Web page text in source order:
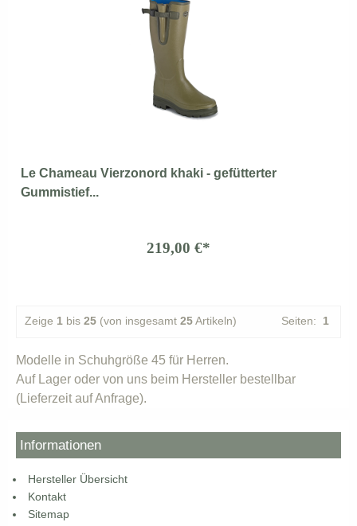
Le Chameau Vierzonord khaki - gefütterter
Gummistief...
219,00 €*
Zeige 1 bis 25 (von insgesamt 25Artikeln) Seiten: 1
Modelle in Schuhgröße 45 für Herren.
Auf Lager oder von uns beim Hersteller bestellbar
(Lieferzeit auf Anfrage).
Informationen
Hersteller Übersicht
Kontakt
Sitemap